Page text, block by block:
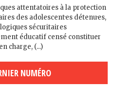
attentatoires à la protection
des adolescent·es détenu·es,
sécuritaires
éducatif censé constituer
charge, (...)
NUMÉRO